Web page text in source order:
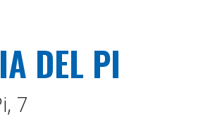
DEL PI
7